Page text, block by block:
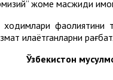
жоме масжиди
фаолиятини
қилаётганларни
Ўзбекистон